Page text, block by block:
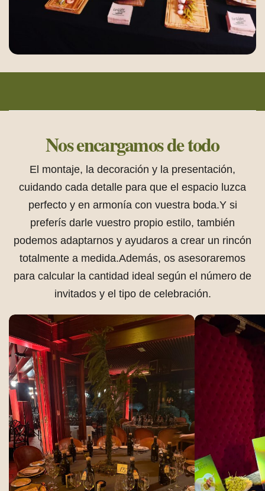
Nos encargamos de todo
El montaje, la decoración y la presentación,
cuidando cada detalle para que el espacio luzca
perfecto y en armonía con vuestra boda.Y si
preferís darle vuestro propio estilo, también
podemos adaptarnos y ayudaros a crear un rincón
totalmente a medida.Además, os asesoraremos
para calcular la cantidad ideal según el número de
invitados y el tipo de celebración.